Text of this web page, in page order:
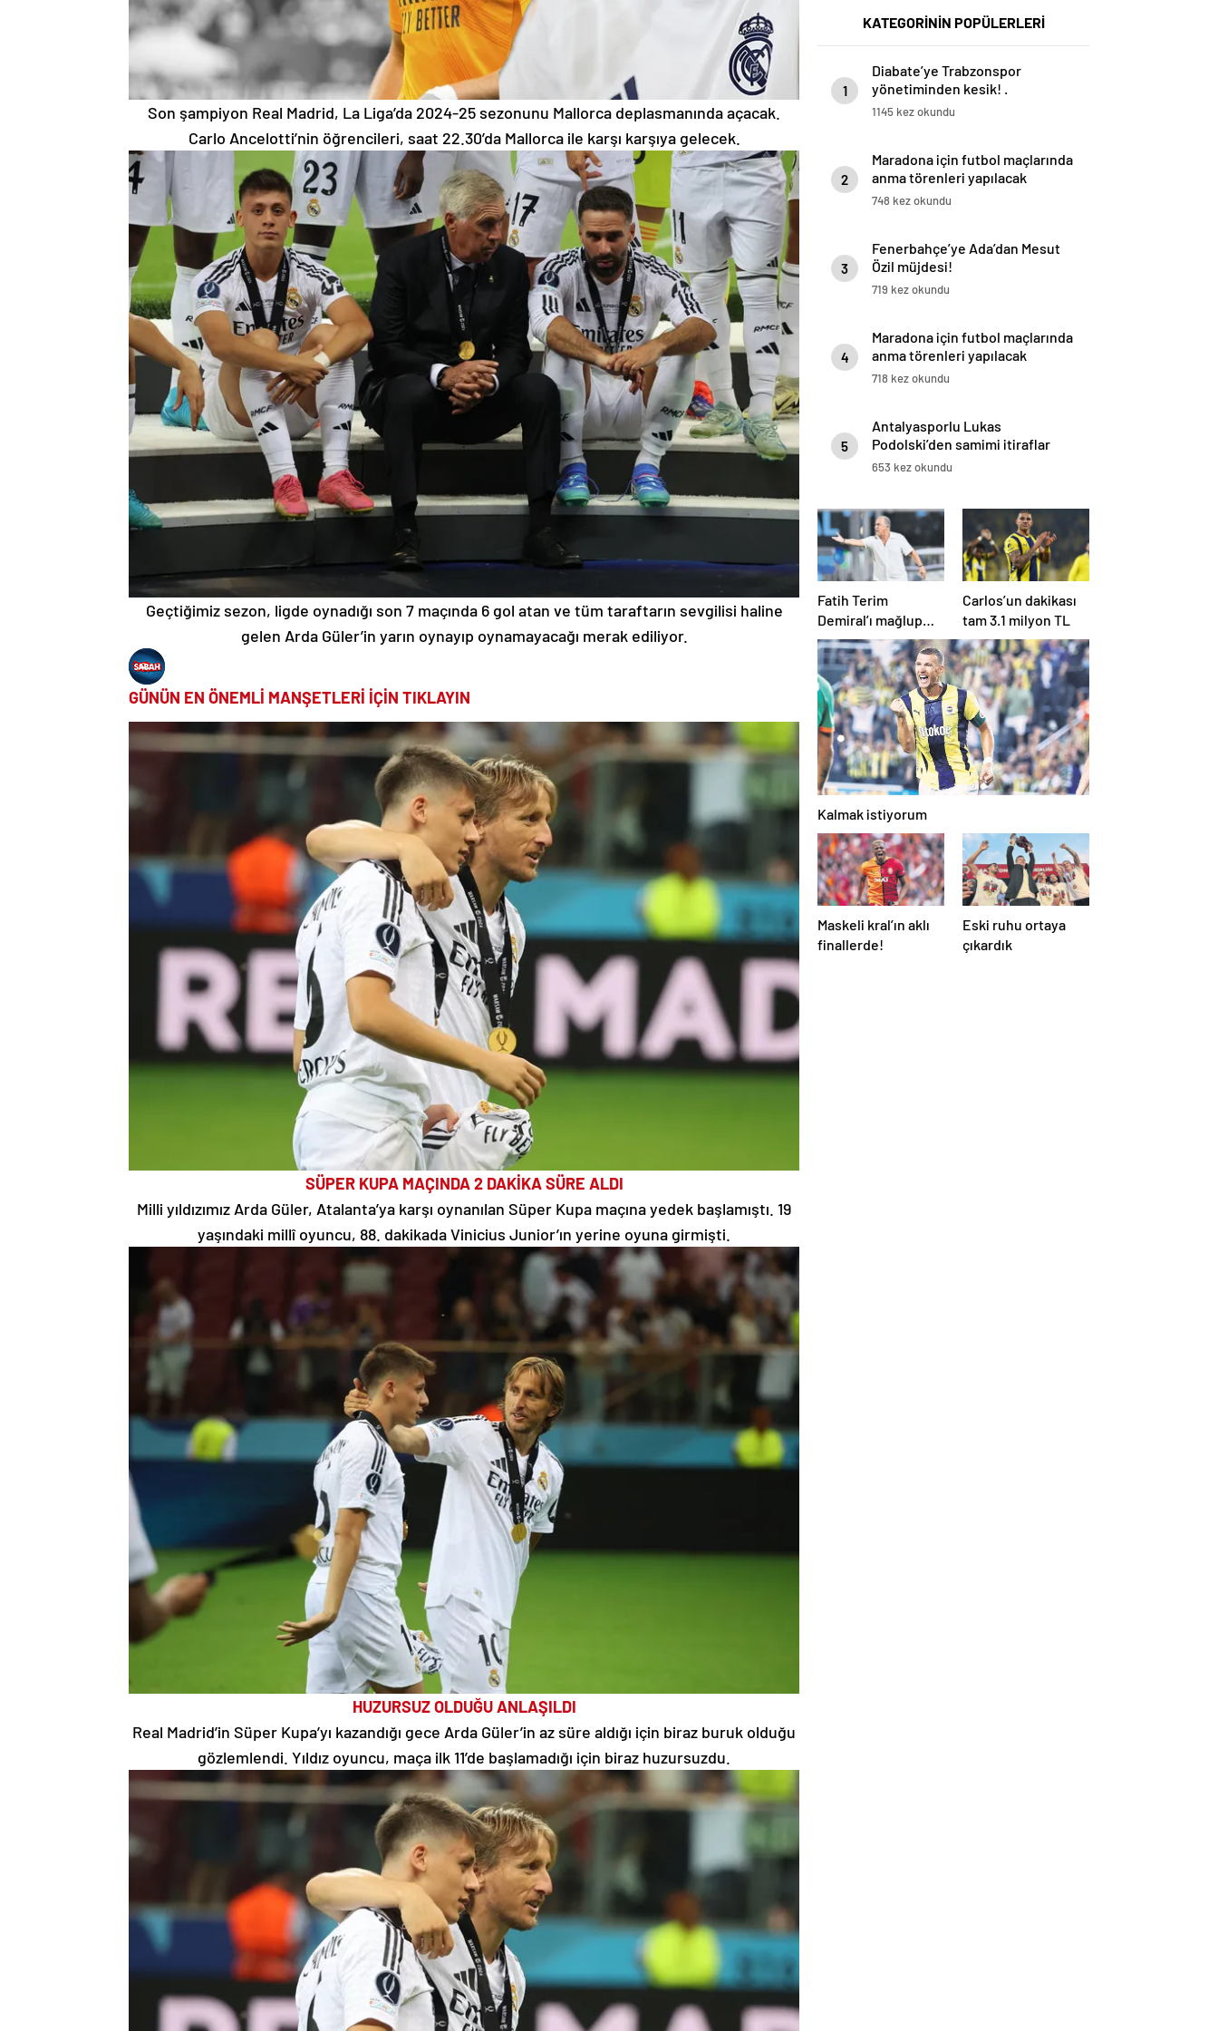
Son şampiyon Real Madrid, La Liga’da 2024-25 sezonunu Mallorca deplasmanında açacak.
Carlo Ancelotti’nin öğrencileri, saat 22.30’da Mallorca ile karşı karşıya gelecek.
Geçtiğimiz sezon, ligde oynadığı son 7 maçında 6 gol atan ve tüm taraftarın sevgilisi haline
gelen Arda Güler’in yarın oynayıp oynamayacağı merak ediliyor.
GÜNÜN EN ÖNEMLİ MANŞETLERİ İÇİN TIKLAYIN
SÜPER KUPA MAÇINDA 2 DAKİKA SÜRE ALDI
Milli yıldızımız Arda Güler, Atalanta’ya karşı oynanılan Süper Kupa maçına yedek başlamıştı. 19
yaşındaki millî oyuncu, 88. dakikada Vinicius Junior’ın yerine oyuna girmişti.
HUZURSUZ OLDUĞU ANLAŞILDI
Real Madrid’in Süper Kupa’yı kazandığı gece Arda Güler’in az süre aldığı için biraz buruk olduğu
gözlemlendi. Yıldız oyuncu, maça ilk 11’de başlamadığı için biraz huzursuzdu.
1
yönetiminden kesik! .
1145 kez okundu
2
anma törenleri yapılacak
748 kez okundu
3
Özil müjdesi!
719 kez okundu
4
anma törenleri yapılacak
718 kez okundu
5
Podolski’den samimi itiraflar
“Türkiye benim ikinci vatanım” .
653 kez okundu
Fatih Terim
Demiral’ı mağlup
etti
Carlos’un dakikası
tam 3.1 milyon TL
Kalmak istiyorum
Maskeli kral’ın aklı
finallerde!
Eski ruhu ortaya
çıkardık